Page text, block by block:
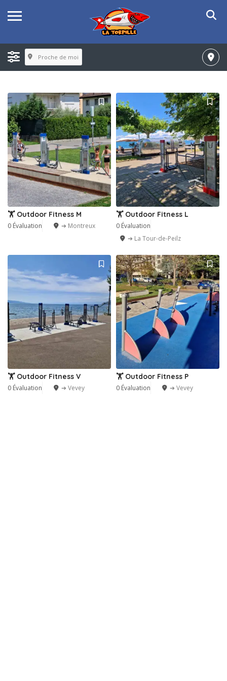
Proche de moi
🏋️ Outdoor Fitness M
0 Évaluation ➔ Montreux
🏋️ Outdoor Fitness L
0 Évaluation
➔ La Tour-de-Peilz
🏋️ Outdoor Fitness V
0 Évaluation ➔ Vevey
🏋️ Outdoor Fitness P
0 Évaluation ➔ Vevey